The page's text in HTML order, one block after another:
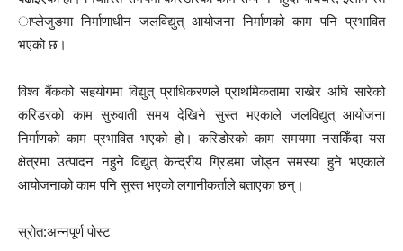
ाप्लेजुङमा निर्माणाधीन जलविद्युत् आयोजना निर्माणको काम पनि प्रभावित
भएको छ।
विश्व बैंकको सहयोगमा विद्युत् प्राधिकरणले प्राथमिकतामा राखेर अघि सारेको
करिडरको काम सुरुवाती समय देखिने सुस्त भएकाले जलविद्युत् आयोजना
निर्माणको काम प्रभावित भएको हो। करिडोरको काम समयमा नसकिँदा यस
क्षेत्रमा उत्पादन नहुने विद्युत् केन्द्रीय ग्रिडमा जोड्न समस्या हुने भएकाले
आयोजनाको काम पनि सुस्त भएको लगानीकर्ताले बताएका छन्।
स्रोत:अन्नपूर्ण पोस्ट